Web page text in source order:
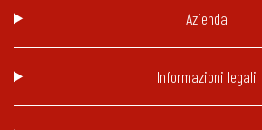
Azienda
Informazioni legali